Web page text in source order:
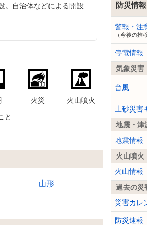
。自治体などによる開設
火災
火山噴火
と
山形
防災情報
警報・注
（今後の推
停電情報
気象災害
台風
土砂災害
地震・津
地震情報
火山噴火
火山情報
過去の災
災害カレ
防災速報